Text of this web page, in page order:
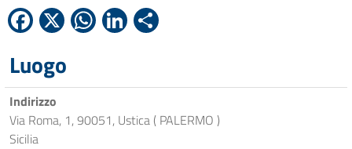
Facebook
X WhatsApp
LinkedIn
Luogo
Indirizzo
Via Roma, 1, 90051, Ustica ( PALERMO )
Sicilia